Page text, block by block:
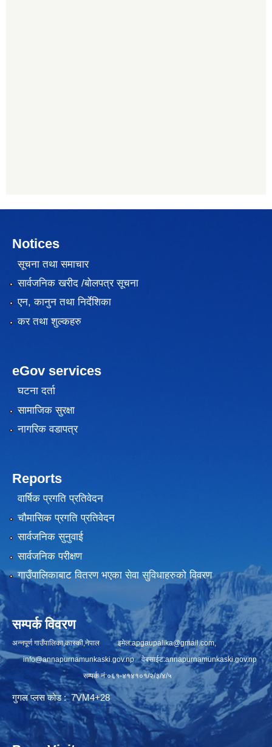
Notices
सूचना तथा समाचार
सार्वजनिक खरीद /बोलपत्र सूचना
एन, कानुन तथा निर्देशिका
कर तथा शुल्कहरु
eGov services
घटना दर्ता
सामाजिक सुरक्षा
नागरिक वडापत्र
Reports
वार्षिक प्रगति प्रतिवेदन
चौमासिक प्रगति प्रतिवेदन
सार्वजनिक सुनुवाई
सार्वजनिक परीक्षण
गाउँपालिकाबाट वितरण भएका सेवा सुविधाहरुको विवरण
सम्पर्क विवरण
अन्नपूर्ण गाउँपालिका,कास्की,नेपाल इमेल:apgaupalika@gmail.com,
info@annapurnamunkaski.gov.npवेबसाईट:annapurnamunkaski.gov.np
सम्पर्क नं:०६१-४१४१०१/२/३/४/५
गुगल प्लस कोड : 7VM4+28